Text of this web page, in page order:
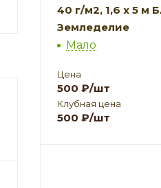
40 г/м2, 1,6 х 5 м
Земледелие
Мало
Цена
500 ₽/шт
Клубная цена
500 ₽/шт